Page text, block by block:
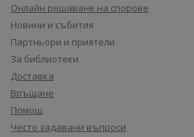
Онлайн решаване на спорове
Новини и събития
Партньори и приятели
За библиотеки
Доставка
Връщане
Помощ
Често задавани въпроси